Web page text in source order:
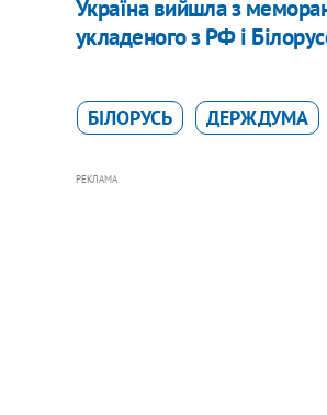
Україна вийшла з
укладеного з РФ і
БІЛОРУСЬ ДЕРЖДУМА
РЕКЛАМА